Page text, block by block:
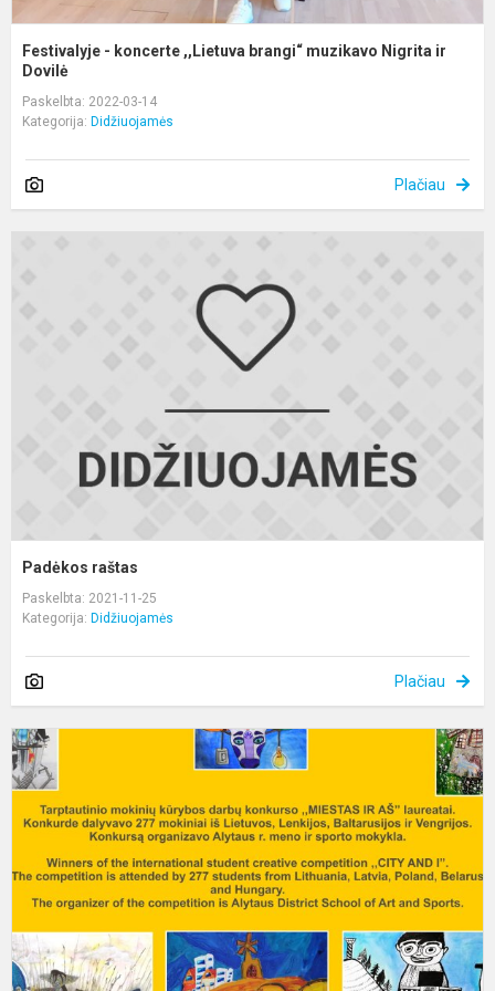
Festivalyje - koncerte ,,Lietuva brangi“ muzikavo Nigrita ir
Dovilė
Paskelbta: 2022-03-14
Kategorija: Didžiuojamės
Plačiau
Padėkos raštas
Paskelbta: 2021-11-25
Kategorija: Didžiuojamės
Plačiau